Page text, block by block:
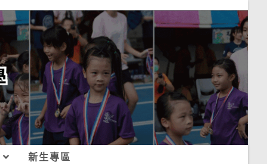
新生專區